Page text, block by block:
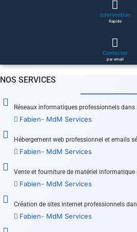
Intervention
Rapide
Contacter
par email
NOS SERVICES
Réseaux informatiques professionnels dans
Fabien- MdM Services
Hébergement web professionnel et emails
Fabien- MdM Services
Vente et fourniture de matériel informatique
Fabien- MdM Services
Création de sites internet professionnels
Fabien- MdM Services